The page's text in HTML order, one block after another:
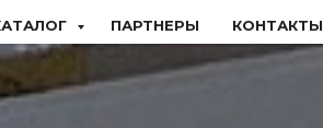
ПАРТНЕРЫ КОНТАКТЫ